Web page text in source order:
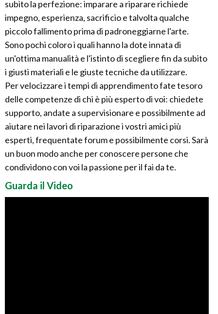
subito la perfezione: imparare a riparare richiede
impegno, esperienza, sacrificio e talvolta qualche
piccolo fallimento prima di padroneggiarne l'arte.
Sono pochi coloro i quali hanno la dote innata di
un'ottima manualità e l'istinto di scegliere fin da subito
i giusti materiali e le giuste tecniche da utilizzare.
Per velocizzare i tempi di apprendimento fate tesoro
delle competenze di chi è più esperto di voi: chiedete
supporto, andate a supervisionare e possibilmente ad
aiutare nei lavori di riparazione i vostri amici più
esperti, frequentate forum e possibilmente corsi. Sarà
un buon modo anche per conoscere persone che
condividono con voi la passione per il fai da te.
Guarda il Video